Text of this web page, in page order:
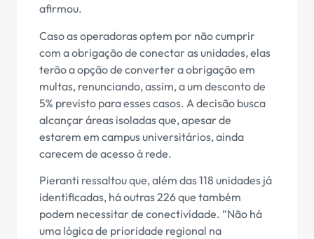
afirmou.
Caso as operadoras optem por não cumprir
com a obrigação de conectar as unidades, elas
terão a opção de converter a obrigação em
multas, renunciando, assim, a um desconto de
5% previsto para esses casos. A decisão busca
alcançar áreas isoladas que, apesar de
estarem em campus universitários, ainda
carecem de acesso à rede.
Pieranti ressaltou que, além das 118 unidades já
identificadas, há outras 226 que também
podem necessitar de conectividade. “Não há
uma lógica de prioridade regional na